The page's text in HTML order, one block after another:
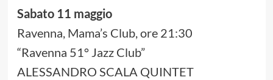
Sabato 11 maggio
Ravenna, Mama’s Club, ore 21:30
“Ravenna 51° Jazz Club”
ALESSANDRO SCALA QUINTET